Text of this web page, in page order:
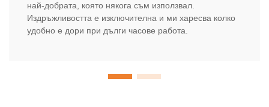
най-добрата, която някога съм използвал.
Издръжливостта е изключителна и ми харесва колко
удобно е дори при дълги часове работа.